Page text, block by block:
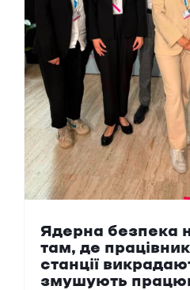
Ядерна безпека
там, де
станції
змушують